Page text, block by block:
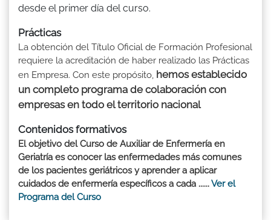
desde el primer día del curso.
Prácticas
La obtención del Título Oficial de Formación Profesional
requiere la acreditación de haber realizado las Prácticas
en Empresa. Con este propósito, hemos establecido
un completo programa de colaboración con
empresas en todo el territorio nacional
Contenidos formativos
El objetivo del Curso de Auxiliar de Enfermería en
Geriatría es conocer las enfermedades más comunes
de los pacientes geriátricos y aprender a aplicar
cuidados de enfermería específicos a cada ......Ver el
Programa del Curso